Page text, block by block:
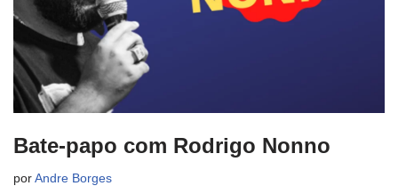
Bate-papo com Rodrigo Nonno
por Andre Borges